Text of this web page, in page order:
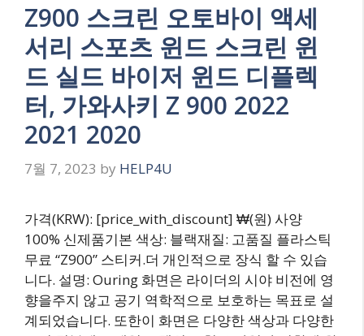
Z900 스크린 오토바이 액세
서리 스포츠 윈드 스크린 윈
드 실드 바이저 윈드 디플렉
터, 가와사키 Z 900 2022
2021 2020
7월 7, 2023 by HELP4U
가격(KRW): [price_with_discount] ₩(원) 사양
100% 신제품기본 색상: 블랙재질: 고품질 플라스틱
무료 “Z900” 스티커.더 개인적으로 장식 할 수 있습
니다. 설명: Ouring 화면은 라이더의 시야 비전에 영
향을주지 않고 공기 역학적으로 보호하는 목표로 설
계되었습니다. 또한이 화면은 다양한 색상과 다양한